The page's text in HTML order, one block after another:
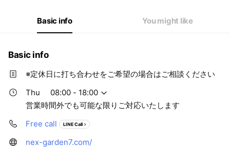
08:00 - 18:00
営業時間外でも可能な限りご対応いたします
Basic info You might like
Basic info
※定休日に打ち合わせをご希望の場合はご相談ください
Thu
08:00 - 18:00
営業時間外でも可能な限りご対応いたします
Free call
LINE Call
nex-garden7.com/